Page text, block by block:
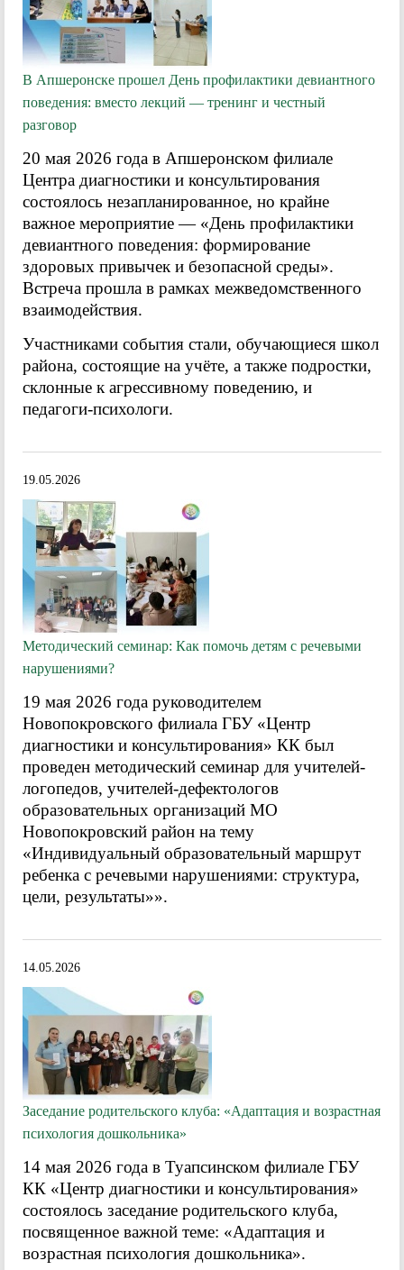
В Апшеронске прошел День профилактики девиантного
поведения: вместо лекций — тренинг и честный
разговор
20 мая 2026 года в Апшеронском филиале
Центра диагностики и консультирования
состоялось незапланированное, но крайне
важное мероприятие — «День профилактики
девиантного поведения: формирование
здоровых привычек и безопасной среды».
Встреча прошла в рамках межведомственного
взаимодействия.
Участниками события стали, обучающиеся школ
района, состоящие на учёте, а также подростки,
склонные к агрессивному поведению, и
педагоги-психологи.
19.05.2026
Методический семинар: Как помочь детям с речевыми
нарушениями?
19 мая 2026 года руководителем
Новопокровского филиала ГБУ «Центр
диагностики и консультирования» КК был
проведен методический семинар для учителей-
логопедов, учителей-дефектологов
образовательных организаций МО
Новопокровский район на тему
«Индивидуальный образовательный маршрут
ребенка с речевыми нарушениями: структура,
цели, результаты»».
14.05.2026
Заседание родительского клуба: «Адаптация и возрастная
психология дошкольника»
14 мая 2026 года в Туапсинском филиале ГБУ
КК «Центр диагностики и консультирования»
состоялось заседание родительского клуба,
посвященное важной теме: «Адаптация и
возрастная психология дошкольника».